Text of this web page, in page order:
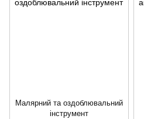
Малярний та оздоблювальний
інструмент